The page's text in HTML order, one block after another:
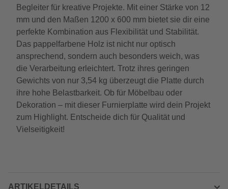
Begleiter für kreative Projekte. Mit einer Stärke von 12
mm und den Maßen 1200 x 600 mm bietet sie dir eine
perfekte Kombination aus Flexibilität und Stabilität.
Das pappelfarbene Holz ist nicht nur optisch
ansprechend, sondern auch besonders weich, was
die Verarbeitung erleichtert. Trotz ihres geringen
Gewichts von nur 3,54 kg überzeugt die Platte durch
ihre hohe Belastbarkeit. Ob für Möbelbau oder
Dekoration – mit dieser Furnierplatte wird dein Projekt
zum Highlight. Entscheide dich für Qualität und
Vielseitigkeit!
ARTIKELDETAILS